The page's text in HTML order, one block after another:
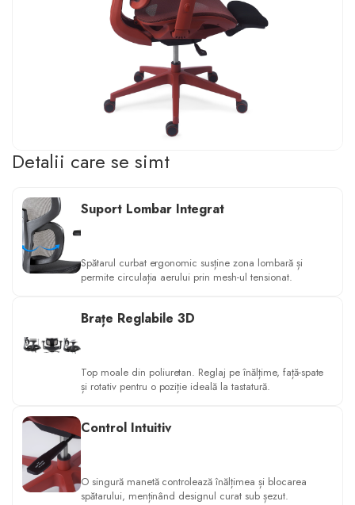
Detalii care se simt
Suport Lombar Integrat
Spătarul curbat ergonomic susține zona lombară și
permite circulația aerului prin mesh-ul tensionat.
Brațe Reglabile 3D
Top moale din poliuretan. Reglaj pe înălțime, față-spate
și rotativ pentru o poziție ideală la tastatură.
Control Intuitiv
O singură manetă controlează înălțimea și blocarea
spătarului, menținând designul curat sub șezut.